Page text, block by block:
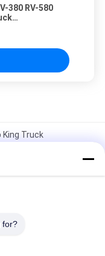
380 RV-580
King Truck
van
van
for?